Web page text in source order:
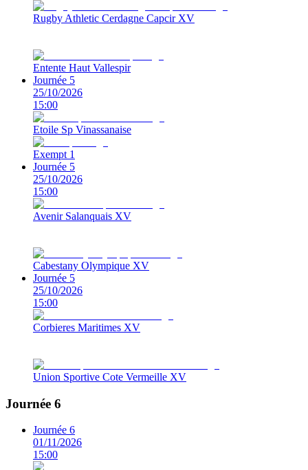
Rugby Athletic Cerdagne Capcir XV
Entente Haut Vallespir
Journée 5
25/10/2026
15:00
Etoile Sp Vinassanaise
Exempt 1
Journée 5
25/10/2026
15:00
Avenir Salanquais XV
Cabestany Olympique XV
Journée 5
25/10/2026
15:00
Corbieres Maritimes XV
Union Sportive Cote Vermeille XV
Journée 6
Journée 6
01/11/2026
15:00